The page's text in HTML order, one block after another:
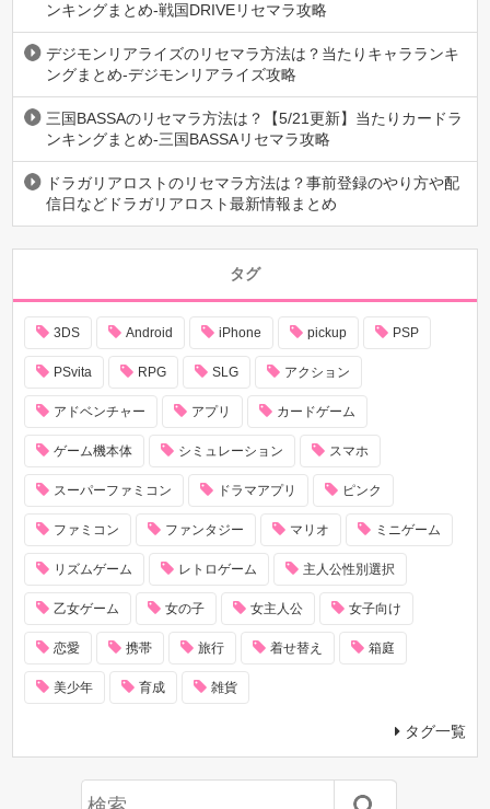
ンキングまとめ-戦国DRIVEリセマラ攻略
デジモンリアライズのリセマラ方法は？当たりキャラランキ
ングまとめ-デジモンリアライズ攻略
三国BASSAのリセマラ方法は？【5/21更新】当たりカードラ
ンキングまとめ-三国BASSAリセマラ攻略
ドラガリアロストのリセマラ方法は？事前登録のやり方や配
信日などドラガリアロスト最新情報まとめ
タグ
3DS Android iPhone pickup PSP
PSvita RPG SLG アクション
アドベンチャー アプリ カードゲーム
ゲーム機本体 シミュレーション スマホ
スーパーファミコン ドラマアプリ ピンク
ファミコン ファンタジー マリオ ミニゲーム
リズムゲーム レトロゲーム 主人公性別選択
乙女ゲーム 女の子 女主人公 女子向け
恋愛 携帯 旅行 着せ替え 箱庭
美少年 育成 雑貨
タグ一覧